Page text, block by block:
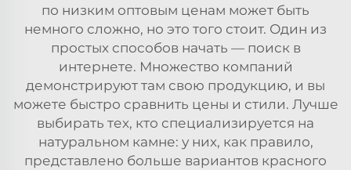
по низким оптовым ценам может быть
немного сложно, но это того стоит. Один из
простых способов начать — поиск в
интернете. Множество компаний
демонстрируют там свою продукцию, и вы
можете быстро сравнить цены и стили. Лучше
выбирать тех, кто специализируется на
натуральном камне: у них, как правило,
представлено больше вариантов красного